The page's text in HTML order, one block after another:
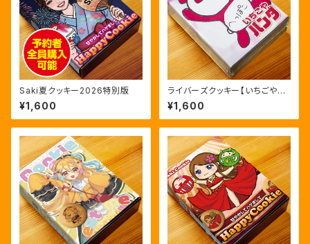
Saki夏クッキー2026特別版
¥1,600
ライバーズクッキー【いちごやパ
ンダ】通常版
¥1,600